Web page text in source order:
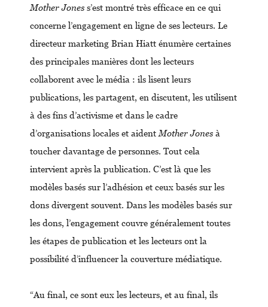
Mother Jones s’est montré très efficace en ce qui
concerne l’engagement en ligne de ses lecteurs. Le
directeur marketing Brian Hiatt énumère certaines
des principales manières dont les lecteurs
collaborent avec le média : ils lisent leurs
publications, les partagent, en discutent, les utilisent
à des fins d’activisme et dans le cadre
d’organisations locales et aident Mother Jones à
toucher davantage de personnes. Tout cela
intervient après la publication. C’est là que les
modèles basés sur l’adhésion et ceux basés sur les
dons divergent souvent. Dans les modèles basés sur
les dons, l’engagement couvre généralement toutes
les étapes de publication et les lecteurs ont la
possibilité d’influencer la couverture médiatique.
“Au final, ce sont eux les lecteurs, et au final, ils